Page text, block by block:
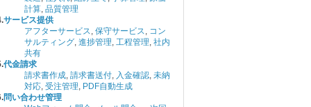
計算, 品質管理
サービス提供
アフターサービス, 保守サービス, コン
サルティング, 進捗管理, 工程管理, 社内
共有
代金請求
請求書作成, 請求書送付, 入金確認, 未納
対応, 受注管理, PDF自動生成
問い合わせ管理